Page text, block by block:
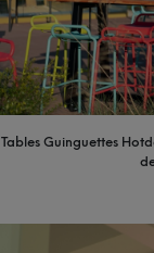
Tables Guinguettes